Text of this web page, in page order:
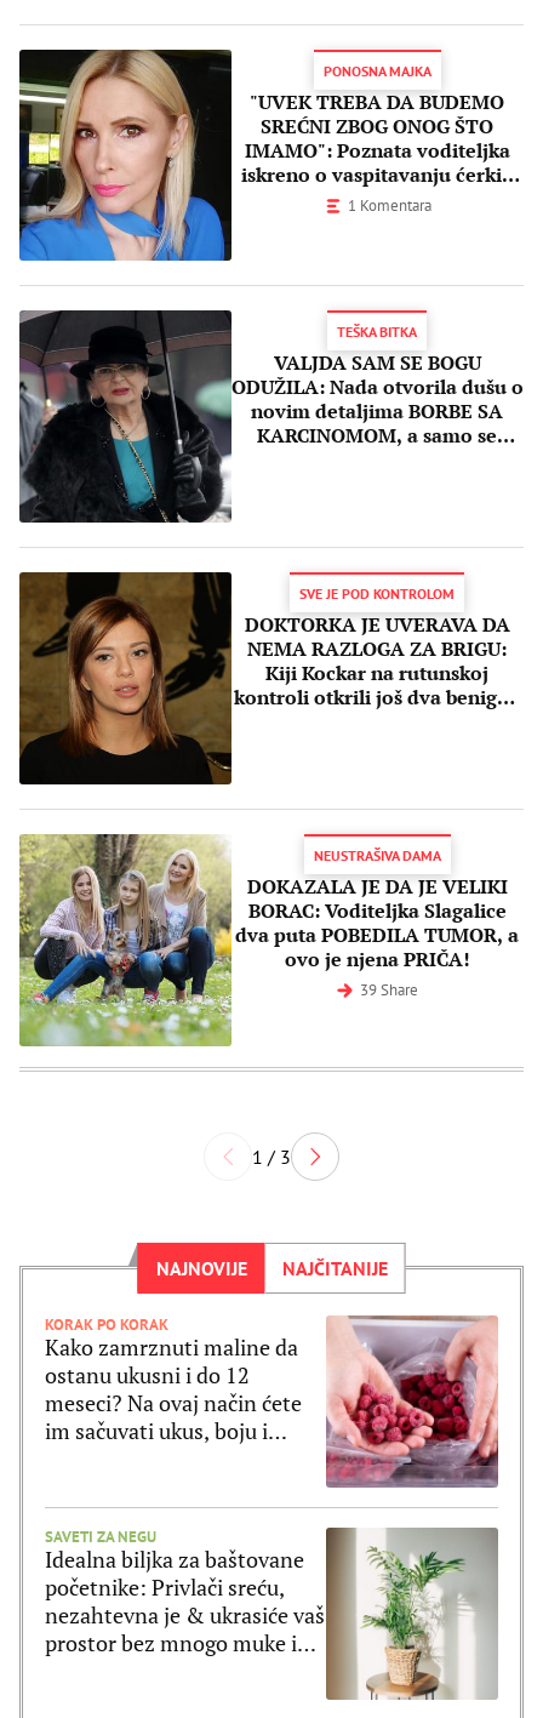
PONOSNA MAJKA
"UVEK TREBA DA BUDEMO
SREĆNI ZBOG ONOG ŠTO
IMAMO": Poznata voditeljka
iskreno o vaspitavanju ćerki i
zdravstvenom problemu sa
kojim se suočila!
1 Komentara
TEŠKA BITKA
VALJDA SAM SE BOGU
ODUŽILA: Nada otvorila dušu o
novim detaljima BORBE SA
KARCINOMOM, a samo se
SVE JE POD KONTROLOM
DOKTORKA JE UVERAVA DA
NEMA RAZLOGA ZA BRIGU:
Kiji Kockar na rutunskoj
kontroli otkrili još dva benigna
NEUSTRAŠIVA DAMA
DOKAZALA JE DA JE VELIKI
BORAC: Voditeljka Slagalice
dva puta POBEDILA TUMOR, a
ovo je njena PRIČA!
39 Share
1 / 3
NAJNOVIJE NAJČITANIJE
KORAK PO KORAK
Kako zamrznuti maline da
ostanu ukusni i do 12
meseci? Na ovaj način ćete
im sačuvati ukus, boju i
SAVETI ZA NEGU
Idealna biljka za baštovane
početnike: Privlači sreću,
nezahtevna je & ukrasiće vaš
prostor bez mnogo muke i